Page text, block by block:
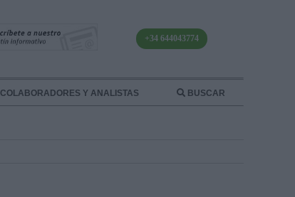
+34 644043774
COLABORADORES Y ANALISTAS BUSCAR